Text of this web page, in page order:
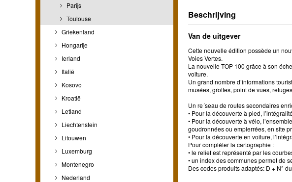
Parijs
Toulouse
Griekenland
Hongarije
Ierland
Italië
Kosovo
Kroatië
Letland
Liechtenstein
Litouwen
Luxemburg
Montenegro
Nederland
Beschrijving
Van de uitgever
Cette nouvelle édition possède un
Voies Vertes.
La nouvelle TOP 100 grâce à son
voiture.
Un grand nombre d’informations
musées, grottes, point de vues,
Un re´seau de routes secondaires
• Pour la découverte à pied,
• Pour la découverte à vélo,
goudronnées ou empierrées, en site
• Pour la découverte en voiture,
Pour compléter la cartographie :
• le relief est représenté par les
• un index des communes permet de
Des codes produits adaptés: D + N°